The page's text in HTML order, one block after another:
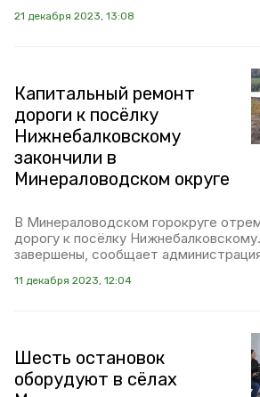
21 декабря 2023, 13:08
Капитальный ремонт
дороги к посёлку
Нижнебалковскому
закончили в
Минераловодском округе
В Минераловодском горокруге
дорогу к посёлку
завершены, сообщает
11 декабря 2023, 12:04
Шесть остановок
оборудуют в сёлах